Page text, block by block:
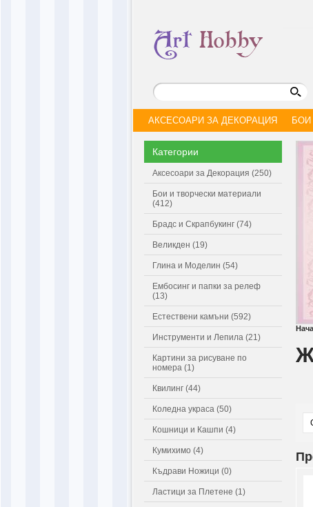
АКСЕСОАРИ ЗА ДЕКОРАЦИЯ
Категории
Аксесоари за Декорация (250)
Бои и творчески материали
(412)
Брадс и Скрапбукинг (74)
Великден (19)
Глина и Моделин (54)
Ембосинг и папки за релеф
(13)
Естествени камъни (592)
Инструменти и Лепила (21)
Картини за рисуване по
номера (1)
Квилинг (44)
Коледна украса (50)
Кошници и Кашпи (4)
Кумихимо (4)
Къдрави Ножици (0)
Ластици за Плетене (1)